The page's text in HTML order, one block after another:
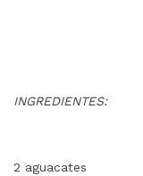
INGREDIENTES:
2 aguacates